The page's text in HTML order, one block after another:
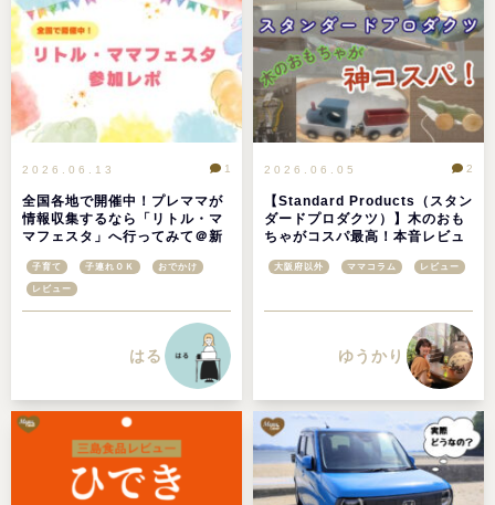
2026.06.13
全国各地で開催中！プレママが
情報収集するなら「リトル・マ
マフェスタ」へ行ってみて＠新
1
子育て 子連れＯＫ おでかけ
レビュー
はる
2026.06.05
【Standard Products（スタン
ダードプロダクツ）】木のおも
ちゃがコスパ最高！本音レビュ
2
大阪府以外 ママコラム レビュー
ゆうかり